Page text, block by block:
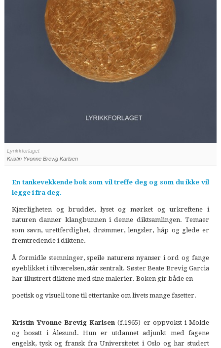
Lyrikkforlaget
Kristin Yvonne Brevig Karlsen
En tankevekkende bok som vil treffe deg og som du ikke vil
legge i fra deg.
Kjærligheten og bruddet, lyset og mørket og urkreftene i
naturen danner klangbunnen i denne diktsamlingen. Temaer
som savn, urettferdighet, drømmer, lengsler, håp og glede er
fremtredende i diktene.
Å formidle stemninger, speile naturens nyanser i ord og fange
øyeblikket i tilværelsen, står sentralt. Søster Beate Brevig Garcia
har illustrert diktene med sine malerier. Boken gir både en
poetisk og visuell tone til ettertanke om livets mange fasetter.
Kristin Yvonne Brevig Karlsen (f.1965) er oppvokst i Molde
og bosatt i Ålesund. Hun er utdannet adjunkt med fagene
engelsk, tysk og fransk fra Universitetet i Oslo og har studert